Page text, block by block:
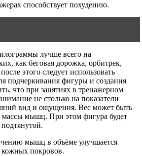
способствует похудению.
лучше всего на
как беговая дорожка, орбитрек,
этого следует использовать
подчеркивания фигуры и создания
что при занятиях в тренажерном
не столько на показатели
вид и ощущения. Вес может быть
массы мышц. При этом фигура будет
мышц в объёме улучшается
кожных покровов.